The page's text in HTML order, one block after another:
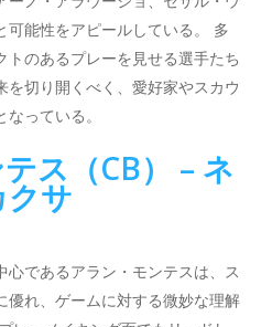
可能性をアピールしている。 多
のあるプレーを見せる選手たち
を切り開くべく、愛好家やスカウ
っている。
ス（CB） – ネ
クサ
心であるアラン・モンテスは、ス
優れ、ゲームに対する微妙な理解